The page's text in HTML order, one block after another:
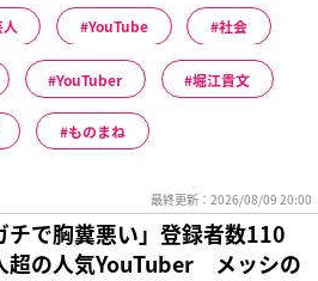
YouTube 社会
YouTuber 堀江貴文
ものまね
最終更新：2026/08/09 20:00
チで胸糞悪い」登録者数110
超の人気YouTuber メッシの